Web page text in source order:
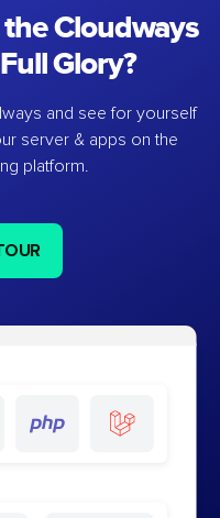
Cloudways
Glory?
and see for yourself
server & apps on the
platform.